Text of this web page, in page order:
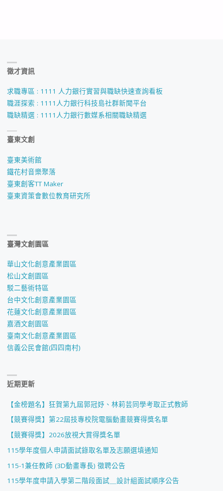
徵才資訊
求職專區 : 1111 人力銀行實習與職缺快速查詢看板
職涯探索 : 1111人力銀行科技島社群新聞平台
職缺精選 : 1111人力銀行數媒系相關職缺精選
臺東文創
臺東美術館
鐵花村音樂聚落
臺東創客TT Maker
臺東資策會數位教育研究所
臺灣文創園區
華山文化創意產業園區
松山文創園區
駁二藝術特區
台中文化創意產業園區
花蓮文化創意產業園區
嘉酒文創園區
臺南文化創意產業園區
信義公民會館(四四南村)
近期更新
【金榜題名】狂賀第九屆郭冠妤、林莉芸同學考取正式教師
【競賽得獎】第22屆技專校院電腦動畫競賽得獎名單
【競賽得獎】2026放視大賞得獎名單
115學年度個人申請面試錄取名單及志願選填通知
115-1兼任教師 (3D動畫專長) 徵聘公告
115學年度申請入學第二階段面試＿設計組面試順序公告